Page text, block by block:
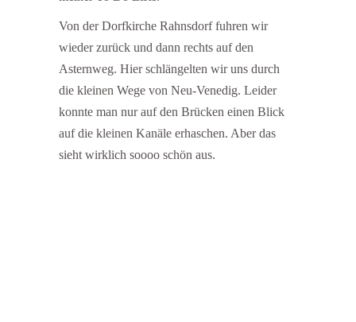
Von der Dorfkirche Rahnsdorf fuhren wir
wieder zurück und dann rechts auf den
Asternweg. Hier schlängelten wir uns durch
die kleinen Wege von Neu-Venedig. Leider
konnte man nur auf den Brücken einen Blick
auf die kleinen Kanäle erhaschen. Aber das
sieht wirklich soooo schön aus.